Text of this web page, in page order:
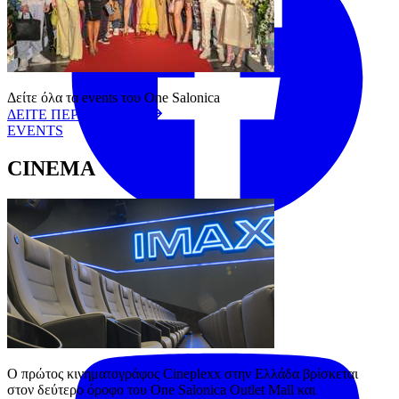
Δείτε όλα τα events του One Salonica
ΔΕΙΤΕ ΠΕΡΙΣΣΟΤΕΡΑ
EVENTS
CINEMA
Ο πρώτος κινηματογράφος Cineplexx στην Ελλάδα βρίσκεται
στον δεύτερο όροφο του One Salonica Outlet Mall και
Tiktok YouTube